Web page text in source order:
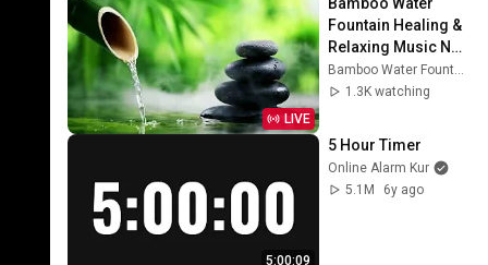
LIVE
Fountain Healing &
Relaxing Music No
Ads 24/7 自然の音
とともに音楽をリラ
【癒し音楽BGM】
Bamboo Water Fountain Healing
1.3K watching
5:00:09
5 Hour Timer
Online Alarm Kur
5.1M
6y ago